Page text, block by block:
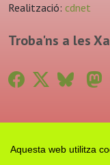
Aquesta web utilitza
Realització: cdnet
Troba'ns a les